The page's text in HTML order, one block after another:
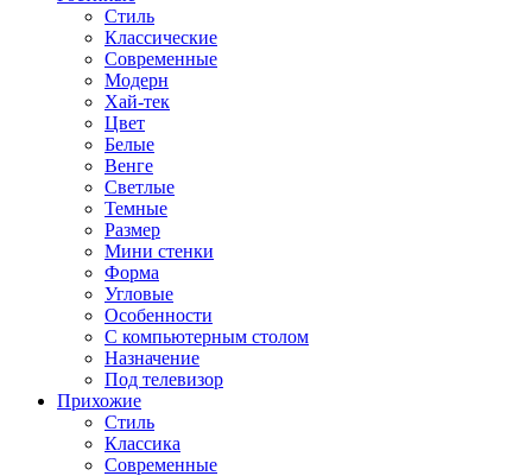
Стиль
Классические
Современные
Модерн
Хай-тек
Цвет
Белые
Венге
Светлые
Темные
Размер
Мини стенки
Форма
Угловые
Особенности
С компьютерным столом
Назначение
Под телевизор
Прихожие
Стиль
Классика
Современные